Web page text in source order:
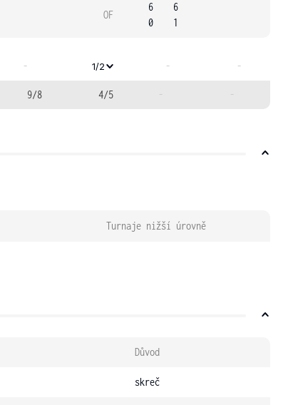
OF
6
0
6
1
- 1/2 - -
9/8 4/5 - -
Turnaje nižší úrovně
Důvod
skreč